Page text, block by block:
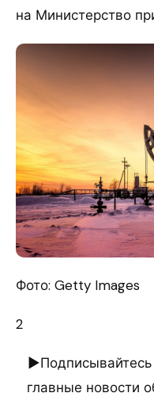
на Министерство
Фото: Getty Images
2
главные новости